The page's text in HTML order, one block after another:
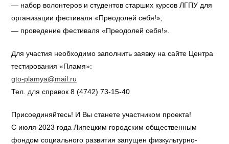
— набор волонтеров и студентов старших курсов ЛГПУ для
организации фестиваля «Преодолей себя!»;
— проведение фестиваля «Преодолей себя!».
Для участия необходимо заполнить заявку на сайте Центра
тестирования «Пламя»:
gto-plamya@mail.ru
Тел. для справок 8 (4742) 73-15-40
Присоединяйтесь! И Вы станете участником проекта!
С июля 2023 года Липецким городским общественным
фондом социального развития запущен физкультурно-